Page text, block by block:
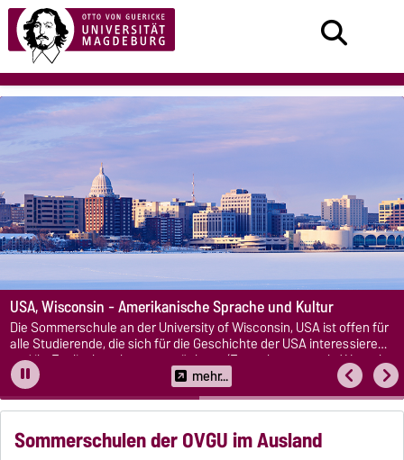
USA, Wisconsin - Amerikanische Sprache und Kultur
Die Sommerschule an der University of Wisconsin, USA ist offen für
alle Studierende, die sich für die Geschichte der USA interessieren
und ihr Englisch verbessern möchten. (Foto: shutterstock / Henryk
Sadura) mehr...
Sommerschulen der OVGU im Ausland